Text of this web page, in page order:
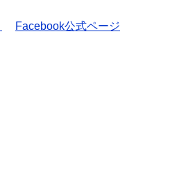
Facebook公式ページ